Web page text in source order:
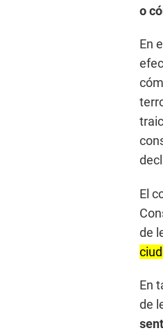
o
En
El
de
En
de